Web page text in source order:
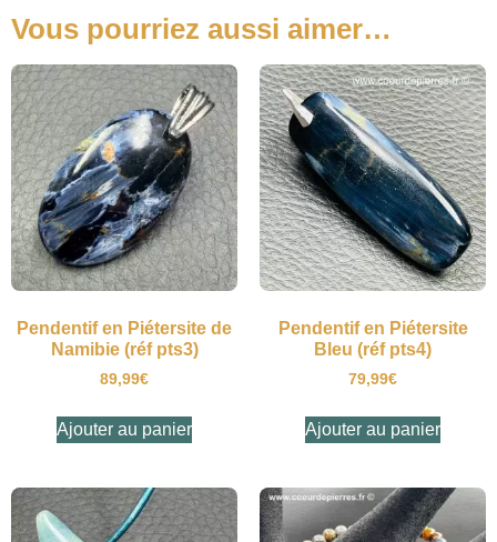
Vous pourriez aussi aimer…
Pendentif en Piétersite de
Namibie (réf pts3)
89,99€
Ajouter au panier
Pendentif en Piétersite
Bleu (réf pts4)
79,99€
Ajouter au panier